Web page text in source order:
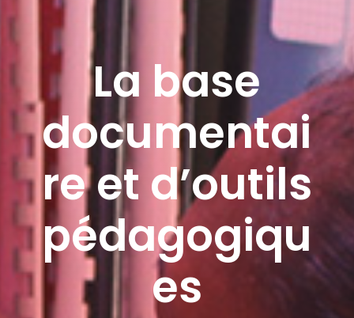
La base
documentai
re et d’outils
pédagogiqu
es